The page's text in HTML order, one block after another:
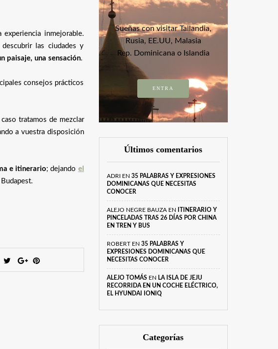
inmejorable.
las ciudades y
paisaje, una sensación.
consejos prácticos
tratamos de mezclar
a vuestra disposición
e itinerario; dejando el
Sueñas con visitar Tailandia,
Rusia, EE.UU, Malasia
Rep. Dominicana o Islandia
ENTRA
Últimos comentarios
ADRIEN 35 PALABRAS Y EXPRESIONES
DOMINICANAS QUE NECESITAS
CONOCER
ALEJO NEGRE BAUZAEN
ITINERARIO Y
PINCELADAS TRAS 26 DÍAS POR CHINA
EN TREN Y BUS
ROBERTEN 35 PALABRAS Y
EXPRESIONES DOMINICANAS QUE
NECESITAS CONOCER
ALEJO TOMÁS EN LA ISLA DE JEJU
RECORRIDA EN UN COCHE ELÉCTRICO,
EL HYUNDAI IONIQ
Categorías